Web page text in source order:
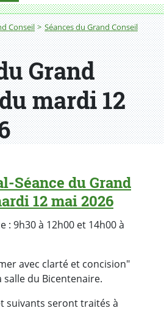
Conseil Séances du Grand Conseil
Grand
mardi 12
Séance du Grand
12 mai 2026
: 9h30 à 12h00 et 14h00 à
avec clarté et concision"
salle du Bicentenaire.
suivants seront traités à